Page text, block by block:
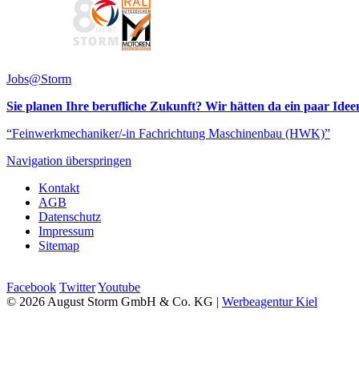
Jobs@Storm
Sie planen Ihre berufliche Zukunft? Wir hätten da ein paar
“Feinwerkmechaniker/-in Fachrichtung Maschinenbau (HWK)”
Navigation überspringen
Kontakt
AGB
Datenschutz
Impressum
Sitemap
Facebook TwitterYoutube
© 2026 August Storm GmbH & Co. KG | Werbeagentur Kiel